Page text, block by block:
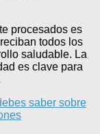
procesados es
todos los
saludable. La
es clave para
saber sobre